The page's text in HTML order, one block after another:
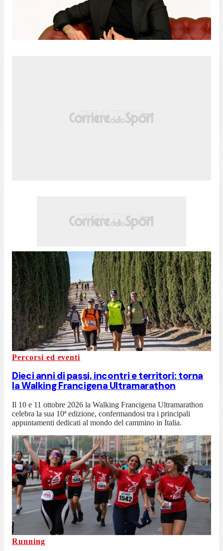
Percorsi ed eventi
Dieci anni di passi, incontri e territori: torna
la Walking Francigena Ultramarathon
Il 10 e 11 ottobre 2026 la Walking Francigena Ultramarathon
celebra la sua 10ª edizione, confermandosi tra i principali
appuntamenti dedicati al mondo del cammino in Italia.
Running